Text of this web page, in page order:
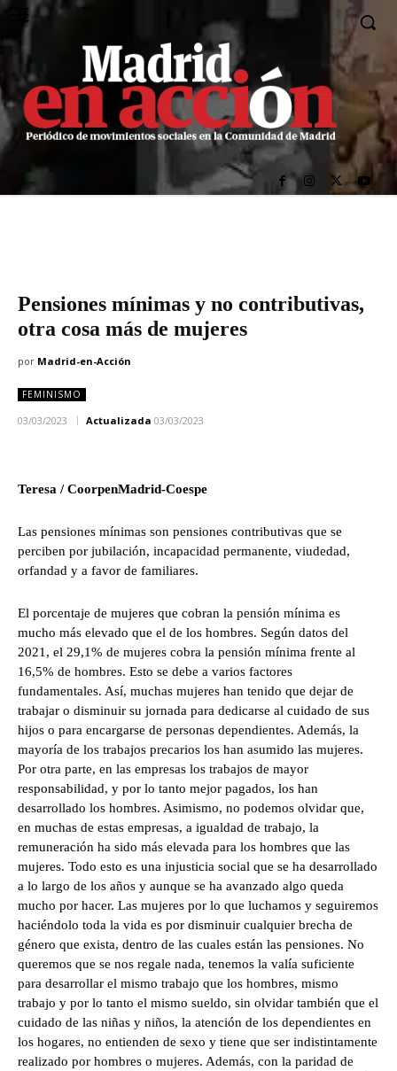
Pensiones mínimas y no contributivas,
otra cosa más de mujeres
por Madrid-en-Acción
FEMINISMO
03/03/2023 Actualizada 03/03/2023
Teresa / CoorpenMadrid-Coespe
Las pensiones mínimas son pensiones contributivas que se
perciben por jubilación, incapacidad permanente, viudedad,
orfandad y a favor de familiares.
El porcentaje de mujeres que cobran la pensión mínima es
mucho más elevado que el de los hombres. Según datos del
2021, el 29,1% de mujeres cobra la pensión mínima frente al
16,5% de hombres. Esto se debe a varios factores
fundamentales. Así, muchas mujeres han tenido que dejar de
trabajar o disminuir su jornada para dedicarse al cuidado de sus
hijos o para encargarse de personas dependientes. Además, la
mayoría de los trabajos precarios los han asumido las mujeres.
Por otra parte, en las empresas los trabajos de mayor
responsabilidad, y por lo tanto mejor pagados, los han
desarrollado los hombres. Asimismo, no podemos olvidar que,
en muchas de estas empresas, a igualdad de trabajo, la
remuneración ha sido más elevada para los hombres que las
mujeres. Todo esto es una injusticia social que se ha desarrollado
a lo largo de los años y aunque se ha avanzado algo queda
mucho por hacer. Las mujeres por lo que luchamos y seguiremos
haciéndolo toda la vida es por disminuir cualquier brecha de
género que exista, dentro de las cuales están las pensiones. No
queremos que se nos regale nada, tenemos la valía suficiente
para desarrollar el mismo trabajo que los hombres, mismo
trabajo y por lo tanto el mismo sueldo, sin olvidar también que el
cuidado de las niñas y niños, la atención de los dependientes en
los hogares, no entienden de sexo y tiene que ser indistintamente
realizado por hombres o mujeres. Además, con la paridad de